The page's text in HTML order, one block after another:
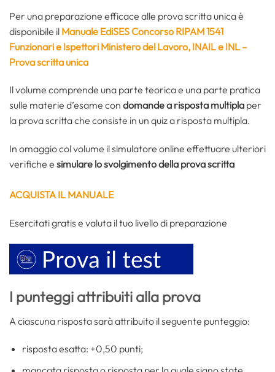
Per una preparazione efficace alle prova scritta unica è
disponibile il Manuale EdiSES Concorso RIPAM 1541
Funzionari e Ispettori Ministero del Lavoro, INAIL e INL –
Prova scritta unica
Il volume comprende una parte teorica e una parte pratica
sulle materie d’esame con domande a risposta multipla per
la prova scritta che consiste in un quiz a risposta multipla.
In omaggio col volume il simulatore online effettuare ulteriori
verifiche e simulare lo svolgimento della provascritta
ACQUISTA IL MANUALE
Esercitati gratis e valuta il tuo livello di preparazione
I punteggi attribuiti alla prova
A ciascuna risposta sarà attribuito il seguente punteggio:
risposta esatta: +0,50 punti;